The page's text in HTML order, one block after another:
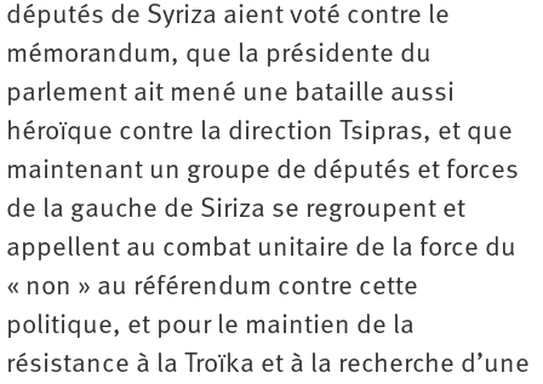
députés de Syriza aient voté contre le
mémorandum, que la présidente du
parlement ait mené une bataille aussi
héroïque contre la direction Tsipras, et que
maintenant un groupe de députés et forces
de la gauche de Siriza se regroupent et
appellent au combat unitaire de la force du
« non » au référendum contre cette
politique, et pour le maintien de la
résistance à la Troïka et à la recherche d’une